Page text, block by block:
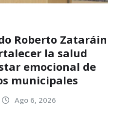
Roberto Zataráin
la salud
emocional de
municipales
Ago 6, 2026